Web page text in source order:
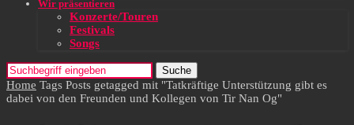
Wir präsentieren
Konzerte/Touren
Festivals
Songs
Suche
Home Tags Posts getagged mit "Tatkräftige Unterstützung gibt es
dabei von den Freunden und Kollegen von Tir Nan Og"